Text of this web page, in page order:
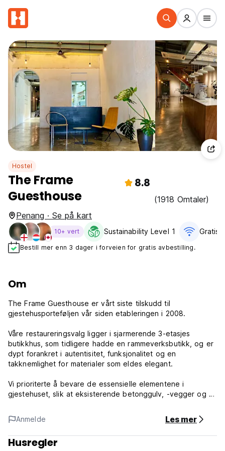
Hostel
The Frame
Guesthouse
8.8
(1918 Omtaler)
Penang · Se på kart
10+ vert Sustainability Level 1 Gratis
Bestill mer enn 3 dager i forveien for gratis avbestilling.
Om
The Frame Guesthouse er vårt siste tilskudd til
gjestehusporteføljen vår siden etableringen i 2008.
Våre restaureringsvalg ligger i sjarmerende 3-etasjes
butikkhus, som tidligere hadde en rammeverksbutikk, og er
dypt forankret i autentisitet, funksjonalitet og en
takknemlighet for materialer som eldes elegant.
Vi prioriterte å bevare de essensielle elementene i
gjestehuset, slik at eksisterende betonggulv, -vegger og -
beholder sin opprinnelige karakter, med røffe, forvitrede
vegger og til og med synlige spor etter fjernede elektriske
apparater.
Anmelde Les mer
Husregler